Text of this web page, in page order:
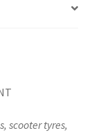
scooter tyres,